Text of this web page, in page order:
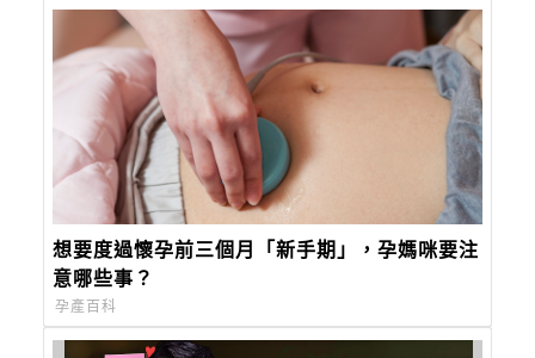
想要度過懷孕前三個月「新手期」，孕媽咪要注
意哪些事？
孕產百科